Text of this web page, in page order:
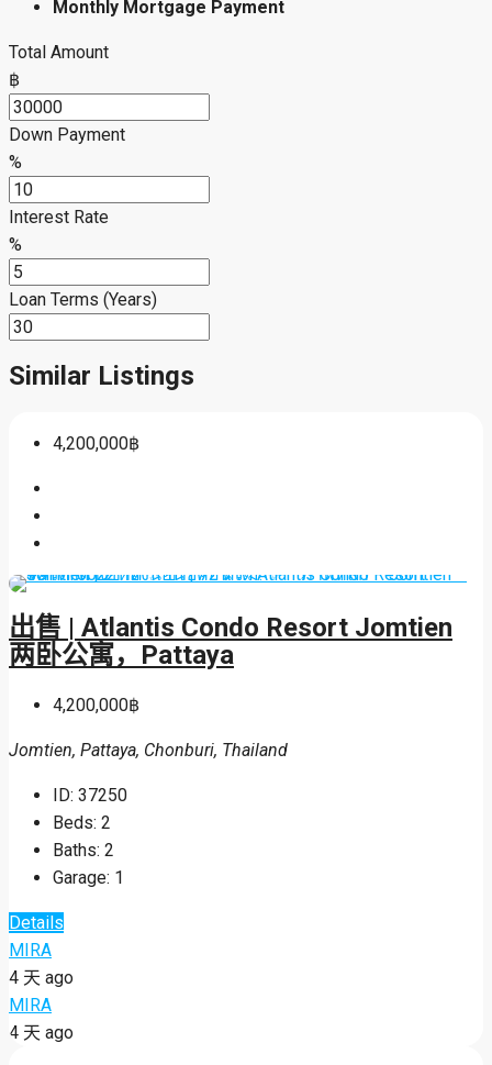
Monthly Mortgage Payment
Total Amount
฿
Down Payment
%
Interest Rate
%
Loan Terms (Years)
Similar Listings
4,200,000฿
出售 | Atlantis Condo Resort Jomtien
两卧公寓，Pattaya
4,200,000฿
Jomtien, Pattaya, Chonburi, Thailand
ID: 37250
Beds: 2
Baths: 2
Garage: 1
Details
MIRA
4 天 ago
MIRA
4 天 ago